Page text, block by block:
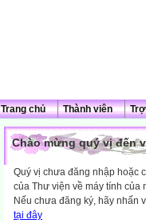
Trang chủ Thành viên
Chào mừng quý vị đến
Quý vị chưa đăng nhập hoặc
của Thư viện về máy tính của
Nếu chưa đăng ký, hãy nhấn
tại đây